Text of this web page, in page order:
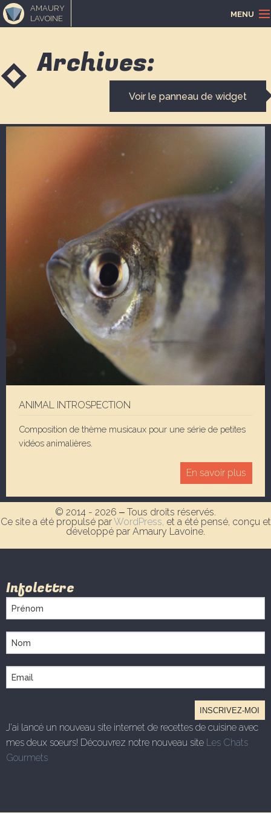
AMAURY
LAVOINE
MENU
PORTFOLIOArchives:
Voir le panneau de widget
ANIMAL INTROSPECTION
Composition de thème musicaux pour une série de petites
vidéos animalières.
En savoir plus
© 2014 - 2026 ‒ Tous droits réservés.
Ce site a été propulsé parWordPress, et a été pensé, conçu et
développé par Amaury Lavoine.
Infolettre
J'ai lancé un nouveau site internet de recettes de cuisine avec
mes deux soeurs! Découvrez notre nouveau site Les Chats
Gourmets